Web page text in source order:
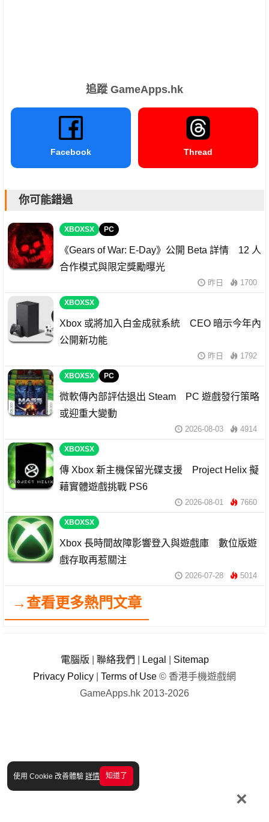
使用 Cookie 改善體驗 詳情 知道了
×
追蹤 GameApps.hk
Facebook Thread
你可能錯過
XBOXSX PC
《Gears of War: E-Day》公開 Beta 詳情 12 人
合作模式與限定獎勵曝光
昨日 1700
XBOXSX
Xbox 或將加入白金成就系統 CEO 暗示今年內
公開新功能
昨日 1792
XBOXSX PC
微軟傳內部評估退出 Steam PC 遊戲發行策略
或迎重大變動
2026-08-03 4914
XBOXSX
傳 Xbox 新主機保留光碟支援 Project Helix 擬
藉實體遊戲挑戰 PS6
2026-08-01 7660
XBOXSX
Xbox 長時間故障影響登入與遊戲庫 數位版遊
戲存取再惹關注
2026-07-28 5014
→查看更多熱門文章
電腦版 聯絡我們 Legal
Sitemap
Privacy Policy
Terms of Use © 香港手機遊戲網
GameApps.hk 2013-2026